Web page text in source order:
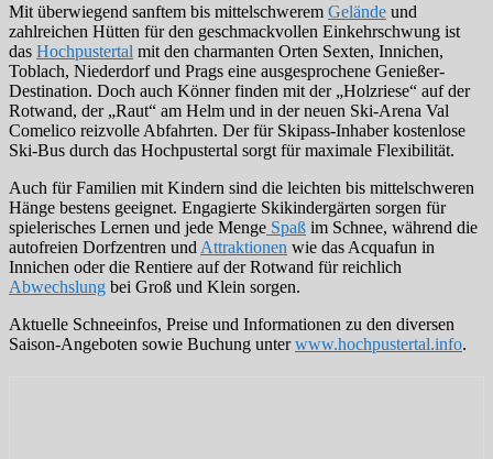
Mit überwiegend sanftem bis mittelschwerem Gelände und
zahlreichen Hütten für den geschmackvollen Einkehrschwung ist
das Hochpustertal mit den charmanten Orten Sexten, Innichen,
Toblach, Niederdorf und Prags eine ausgesprochene Genießer-
Destination. Doch auch Könner finden mit der „Holzriese“ auf der
Rotwand, der „Raut“ am Helm und in der neuen Ski-Arena Val
Comelico reizvolle Abfahrten. Der für Skipass-Inhaber kostenlose
Ski-Bus durch das Hochpustertal sorgt für maximale Flexibilität.
Auch für Familien mit Kindern sind die leichten bis mittelschweren
Hänge bestens geeignet. Engagierte Skikindergärten sorgen für
spielerisches Lernen und jede Menge Spaß im Schnee, während die
autofreien Dorfzentren und Attraktionen wie das Acquafun in
Innichen oder die Rentiere auf der Rotwand für reichlich
Abwechslung bei Groß und Klein sorgen.
Aktuelle Schneeinfos, Preise und Informationen zu den diversen
Saison-Angeboten sowie Buchung unterwww.hochpustertal.info.